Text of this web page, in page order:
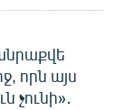
որն այս
չունի»․